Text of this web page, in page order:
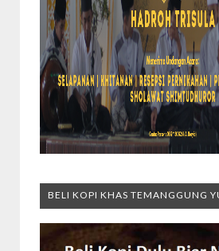
BELI KOPI KHAS TEMANGGUNG